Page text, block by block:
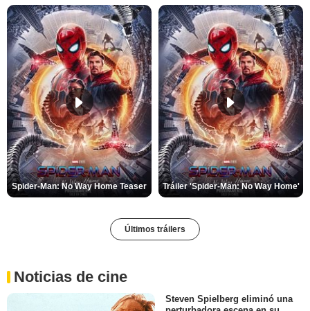
Spider-Man: No Way Home Teaser Tráiler 'Spider-Man: No Way Home'
Últimos tráilers
Noticias de cine
Steven Spielberg eliminó una